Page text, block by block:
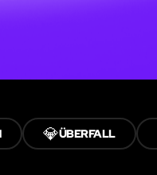
💎ÜBERFALL